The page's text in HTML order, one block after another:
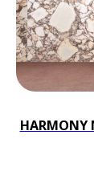
HARMONY